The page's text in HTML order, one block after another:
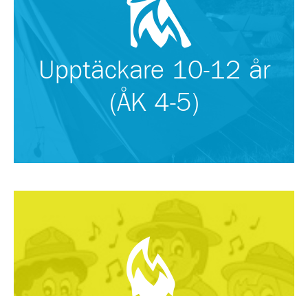
Upptäckare 10-12 år
(ÅK 4-5)